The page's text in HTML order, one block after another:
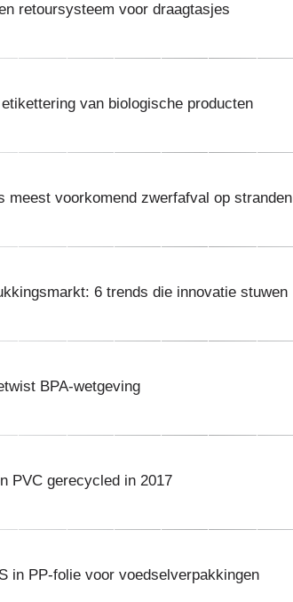
retoursysteem voor draagtasjes
van biologische producten
meest voorkomend zwerfafval op stranden
6 trends die innovatie stuwen
BPA-wetgeving
PVC gerecycled in 2017
in PP-folie voor voedselverpakkingen